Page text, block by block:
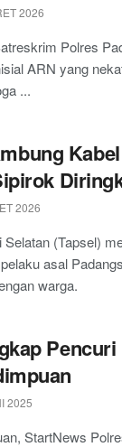
2026
Polres
ARN yang
...
2026
Selatan (Tapsel)
asal
warga.
2025
StartNews